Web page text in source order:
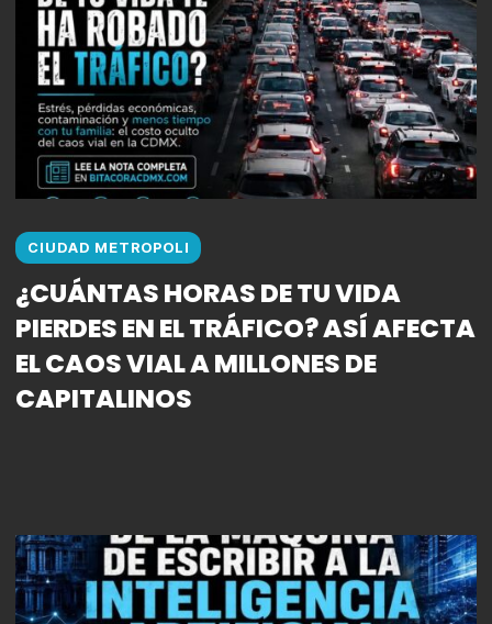
CIUDAD METROPOLI
¿CUÁNTAS HORAS DE TU VIDA
PIERDES EN EL TRÁFICO? ASÍ AFECTA
EL CAOS VIAL A MILLONES DE
CAPITALINOS